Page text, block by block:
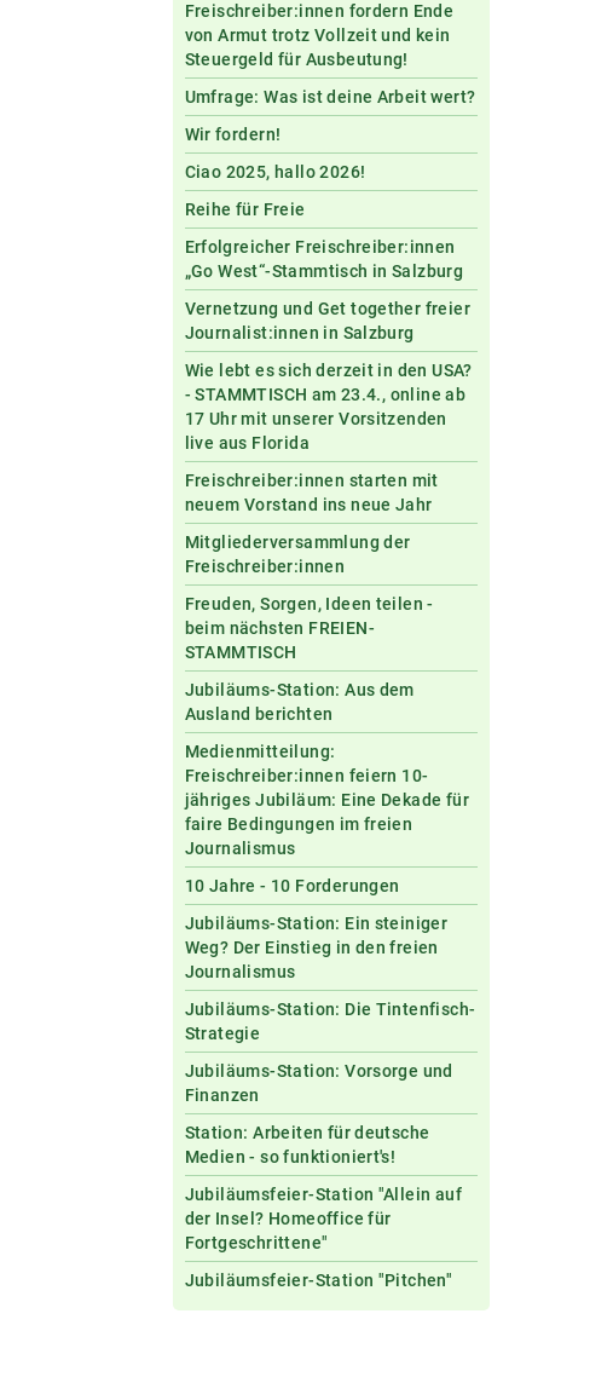
Freischreiber:innen fordern Ende
von Armut trotz Vollzeit und kein
Steuergeld für Ausbeutung!
Umfrage: Was ist deine Arbeit wert?
Wir fordern!
Ciao 2025, hallo 2026!
Reihe für Freie
Erfolgreicher Freischreiber:innen
„Go West“-Stammtisch in Salzburg
Vernetzung und Get together freier
Journalist:innen in Salzburg
Wie lebt es sich derzeit in den USA?
- STAMMTISCH am 23.4., online ab
17 Uhr mit unserer Vorsitzenden
live aus Florida
Freischreiber:innen starten mit
neuem Vorstand ins neue Jahr
Mitgliederversammlung der
Freischreiber:innen
Freuden, Sorgen, Ideen teilen -
beim nächsten FREIEN-
STAMMTISCH
Jubiläums-Station: Aus dem
Ausland berichten
Medienmitteilung:
Freischreiber:innen feiern 10-
jähriges Jubiläum: Eine Dekade für
faire Bedingungen im freien
Journalismus
10 Jahre - 10 Forderungen
Jubiläums-Station: Ein steiniger
Weg? Der Einstieg in den freien
Journalismus
Jubiläums-Station: Die Tintenfisch-
Strategie
Jubiläums-Station: Vorsorge und
Finanzen
Station: Arbeiten für deutsche
Medien - so funktioniert's!
Jubiläumsfeier-Station "Allein auf
der Insel? Homeoffice für
Fortgeschrittene"
Jubiläumsfeier-Station "Pitchen"